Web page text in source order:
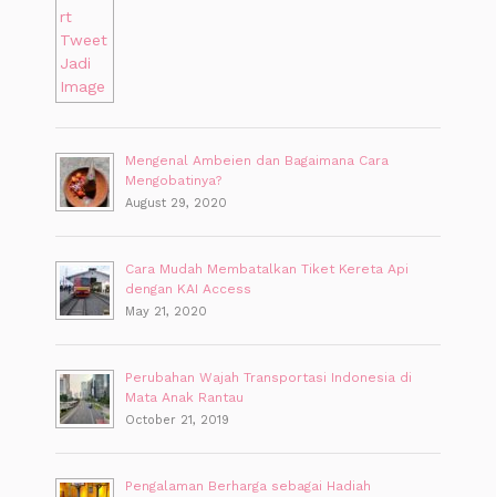
Mengenal Ambeien dan Bagaimana Cara
Mengobatinya?
August 29, 2020
Cara Mudah Membatalkan Tiket Kereta Api
dengan KAI Access
May 21, 2020
Perubahan Wajah Transportasi Indonesia di
Mata Anak Rantau
October 21, 2019
Pengalaman Berharga sebagai Hadiah